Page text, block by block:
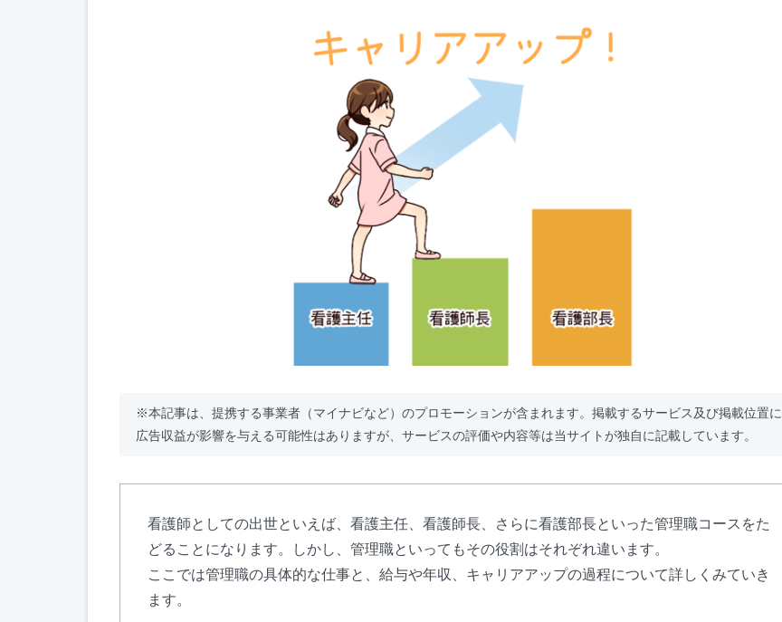
※本記事は、提携する事業者（マイナビなど）のプロモーションが含まれます。掲載するサービス及び掲載位置に
広告収益が影響を与える可能性はありますが、サービスの評価や内容等は当サイトが独自に記載しています。
看護師としての出世といえば、看護主任、看護師長、さらに看護部長といった管理職コースをた
どることになります。しかし、管理職といってもその役割はそれぞれ違います。
ここでは管理職の具体的な仕事と、給与や年収、キャリアアップの過程について詳しくみていき
ます。